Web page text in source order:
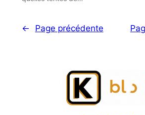
← Page précédente